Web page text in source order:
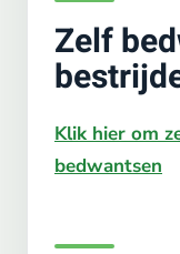
Zelf
Klik hier om
bedwantsen